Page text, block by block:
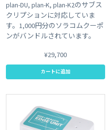
plan-DU, plan-K, plan-K2のサブス
クリプションに対応していま
す。1,000円分のソラコムクーポ
ンがバンドルされています。
¥29,700
カートに追加